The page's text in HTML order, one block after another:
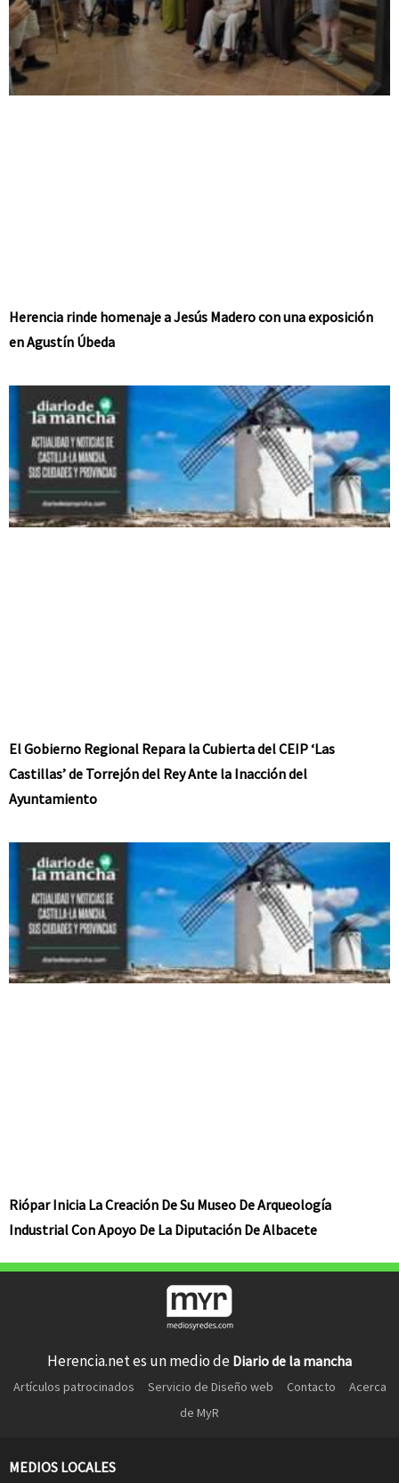
Herencia rinde homenaje a Jesús Madero con una exposición
en Agustín Úbeda
El Gobierno Regional Repara la Cubierta del CEIP ‘Las
Castillas’ de Torrejón del Rey Ante la Inacción del
Ayuntamiento
Riópar Inicia La Creación De Su Museo De Arqueología
Industrial Con Apoyo De La Diputación De Albacete
Herencia.net es un medio de Diario de la mancha
Artículos patrocinados Servicio de Diseño web Contacto
Acerca
de MyR
MEDIOS LOCALES